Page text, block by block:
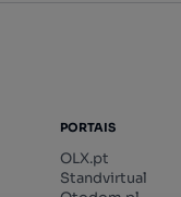
PORTAIS
OLX.pt
Standvirtual